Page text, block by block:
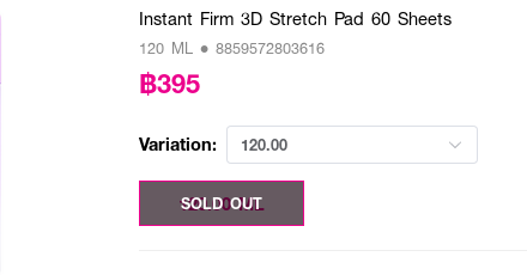
Instant Firm 3D Stretch Pad 60 Sheets
120 ML • 8859572803616
฿395
Variation: 120.00
120.00 ML
SOLD OUT